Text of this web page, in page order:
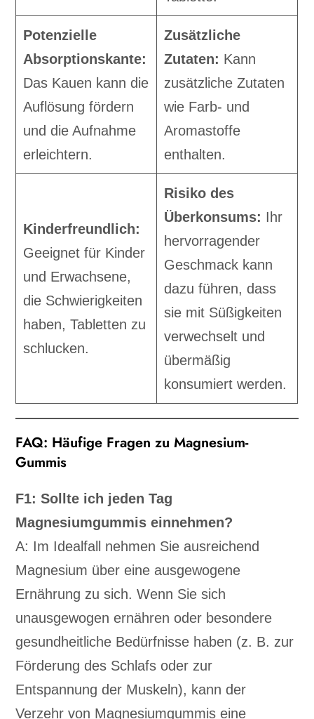
Potenzielle
Absorptionskante:
Das Kauen kann die
Auflösung fördern
und die Aufnahme
erleichtern.
Zusätzliche
Zutaten: Kann
zusätzliche Zutaten
wie Farb- und
Aromastoffe
enthalten.
Kinderfreundlich:
Geeignet für Kinder
und Erwachsene,
die Schwierigkeiten
haben, Tabletten zu
schlucken.
Risiko des
Überkonsums: Ihr
hervorragender
Geschmack kann
dazu führen, dass
sie mit Süßigkeiten
verwechselt und
übermäßig
konsumiert werden.
FAQ: Häufige Fragen zu Magnesium-
Gummis
F1: Sollte ich jeden Tag
Magnesiumgummis einnehmen?
A: Im Idealfall nehmen Sie ausreichend
Magnesium über eine ausgewogene
Ernährung zu sich. Wenn Sie sich
unausgewogen ernähren oder besondere
gesundheitliche Bedürfnisse haben (z. B. zur
Förderung des Schlafs oder zur
Entspannung der Muskeln), kann der
Verzehr von Magnesiumgummis eine